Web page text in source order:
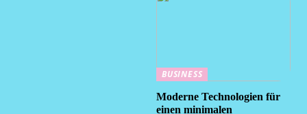
BUSINESS
Moderne Technologien für
einen minimalen